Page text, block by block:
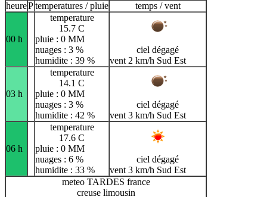
heurePtemperatures / pluie temps / vent
00 h
temperature
15.7 C
pluie : 0 MM
nuages : 3 %
humidite : 39 %
ciel dégagé
vent 2 km/h Sud Est
03 h
temperature
14.1 C
pluie : 0 MM
nuages : 3 %
humidite : 42 %
ciel dégagé
vent 3 km/h Sud Est
06 h
temperature
17.6 C
pluie : 0 MM
nuages : 6 %
humidite : 33 %
ciel dégagé
vent 3 km/h Sud Est
meteo TARDES france
creuse limousin